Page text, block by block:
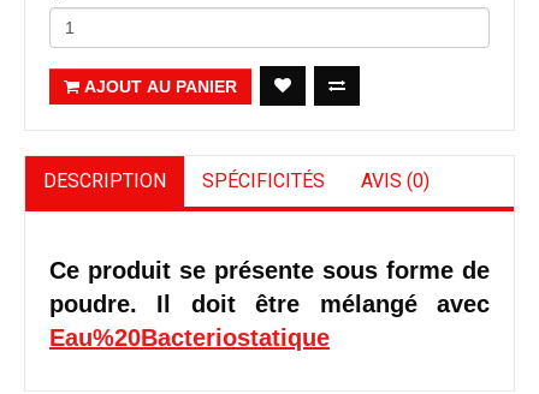
AJOUT AU PANIER
DESCRIPTION SPÉCIFICITÉS AVIS (0)
Ce produit se présente sous forme de
poudre. Il doit être mélangé avec
Eau%20Bacteriostatique